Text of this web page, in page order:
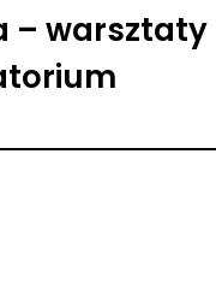
– warsztaty